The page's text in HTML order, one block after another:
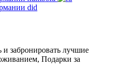
и забронировать лучшие
Подарки за